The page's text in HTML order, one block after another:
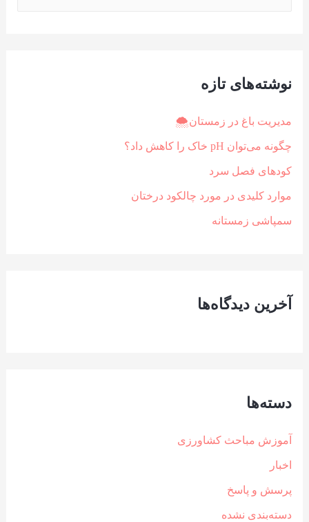
نوشته‌های تازه
⁩مدیریت باغ در زمستان🌨
چگونه می‌توان pH خاک را کاهش داد؟
کودهای فصل سرد
موارد کلیدی در مورد چالکود درختان
سمپاشی زمستانه
آخرین دیدگاه‌ها
دسته‌ها
آموزش مباحث کشاورزی
اخبار
پرسش و پاسخ
دسته‌بندی نشده